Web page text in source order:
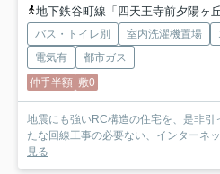
地下鉄谷町線「四天王寺前夕陽ヶ
バス・トイレ別 室内洗濯機置場
電気有
都市ガス
仲手半額 敷0
地震にも強いRC構造の住宅を、是非
たな回線工事の必要ない、インターネ
見る